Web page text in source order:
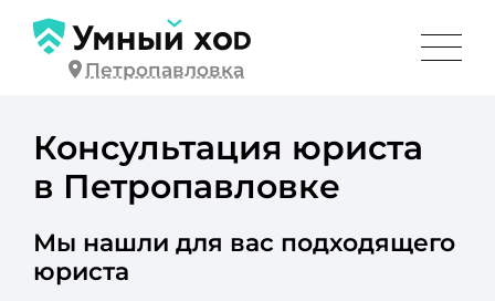
Петропавловка
Консультация юриста
в Петропавловке
Мы нашли для вас подходящего
юриста